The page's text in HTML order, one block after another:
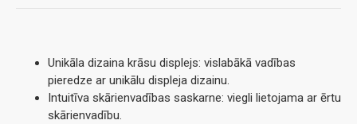
Unikāla dizaina krāsu displejs: vislabākā vadības
pieredze ar unikālu displeja dizainu.
Intuitīva skārienvadības saskarne: viegli lietojama ar ērtu
skārienvadību.